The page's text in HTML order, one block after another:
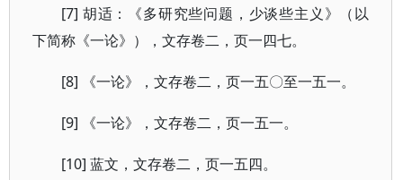
[7] 胡适：《多研究些问题，少谈些主义》（以
下简称《一论》），文存卷二，页一四七。
[8] 《一论》，文存卷二，页一五〇至一五一。
[9] 《一论》，文存卷二，页一五一。
[10] 蓝文，文存卷二，页一五四。